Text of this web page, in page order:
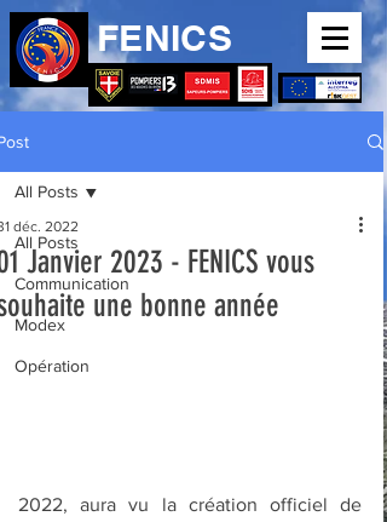
FENICS
All Posts
Communication
Modex
Opération
All Posts
Janvier 2023 - FENICS vous
une bonne année
déc. 2022
2022, aura vu la création officiel de